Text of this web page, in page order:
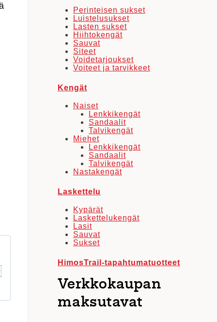
Perinteisen sukset
Luistelusukset
Lasten sukset
Hiihtokengät
Sauvat
Siteet
Voidetarjoukset
Voiteet ja tarvikkeet
Kengät
Naiset
Lenkkikengät
Sandaalit
Talvikengät
Miehet
Lenkkikengät
Sandaalit
Talvikengät
Nastakengät
Laskettelu
Kypärät
Laskettelukengät
Lasit
Sauvat
Sukset
HimosTrail-tapahtumatuotteet
Verkkokaupan
maksutavat